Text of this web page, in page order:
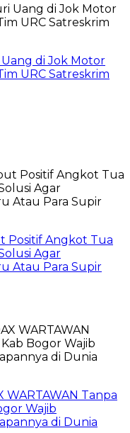
di Jok Motor
URC Satreskrim
Positif Angkot Tua
Agar
Atau Para Supir
WARTAWAN Tanpa
Wajib
di Dunia